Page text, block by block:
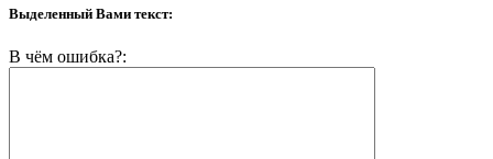
Выделенный Вами текст:
В чём ошибка?: